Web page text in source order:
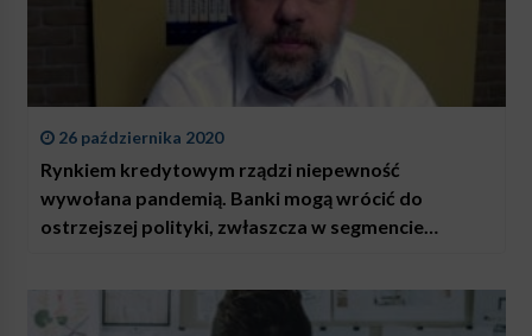
26 października 2020
Rynkiem kredytowym rządzi niepewność
wywołana pandemią. Banki mogą wrócić do
ostrzejszej polityki, zwłaszcza w segmencie